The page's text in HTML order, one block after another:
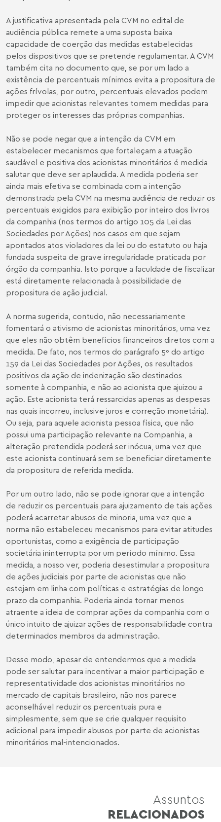
A justificativa apresentada pela CVM no edital de
audiência pública remete a uma suposta baixa
capacidade de coerção das medidas estabelecidas
pelos dispositivos que se pretende regulamentar. A CVM
também cita no documento que, se por um lado a
existência de percentuais mínimos evita a propositura de
ações frívolas, por outro, percentuais elevados podem
impedir que acionistas relevantes tomem medidas para
proteger os interesses das próprias companhias.
Não se pode negar que a intenção da CVM em
estabelecer mecanismos que fortaleçam a atuação
saudável e positiva dos acionistas minoritários é medida
salutar que deve ser aplaudida. A medida poderia ser
ainda mais efetiva se combinada com a intenção
demonstrada pela CVM na mesma audiência de reduzir os
percentuais exigidos para exibição por inteiro dos livros
da companhia (nos termos do artigo 105 da Lei das
Sociedades por Ações) nos casos em que sejam
apontados atos violadores da lei ou do estatuto ou haja
fundada suspeita de grave irregularidade praticada por
órgão da companhia. Isto porque a faculdade de fiscalizar
está diretamente relacionada à possibilidade de
propositura de ação judicial.
A norma sugerida, contudo, não necessariamente
fomentará o ativismo de acionistas minoritários, uma vez
que eles não obtêm benefícios financeiros diretos com a
medida. De fato, nos termos do parágrafo 5º do artigo
159 da Lei das Sociedades por Ações, os resultados
positivos da ação de indenização são destinados
somente à companhia, e não ao acionista que ajuizou a
ação. Este acionista terá ressarcidas apenas as despesas
nas quais incorreu, inclusive juros e correção monetária).
Ou seja, para aquele acionista pessoa física, que não
possui uma participação relevante na Companhia, a
alteração pretendida poderá ser inócua, uma vez que
este acionista continuará sem se beneficiar diretamente
da propositura de referida medida.
Por um outro lado, não se pode ignorar que a intenção
de reduzir os percentuais para ajuizamento de tais ações
poderá acarretar abusos de minoria, uma vez que a
norma não estabeleceu mecanismos para evitar atitudes
oportunistas, como a exigência de participação
societária ininterrupta por um período mínimo. Essa
medida, a nosso ver, poderia desestimular a propositura
de ações judiciais por parte de acionistas que não
estejam em linha com políticas e estratégias de longo
prazo da companhia. Poderia ainda tornar menos
atraente a ideia de comprar ações da companhia com o
único intuito de ajuizar ações de responsabilidade contra
determinados membros da administração.
Desse modo, apesar de entendermos que a medida
pode ser salutar para incentivar a maior participação e
representatividade dos acionistas minoritários no
mercado de capitais brasileiro, não nos parece
aconselhável reduzir os percentuais pura e
simplesmente, sem que se crie qualquer requisito
adicional para impedir abusos por parte de acionistas
minoritários mal-intencionados.
Assuntos
RELACIONADOS